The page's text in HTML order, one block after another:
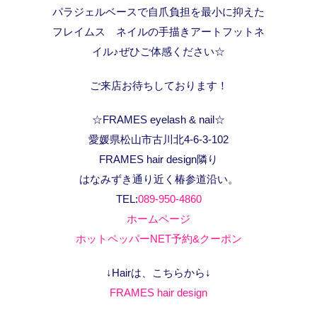
パラジェルベースで自爪負担を最小に抑えた
フレイムス ネイルの手描きアートフットネ
イル♪ぜひご体感ください☆
ご来店お待ちしております！
☆FRAMES eyelash & nail☆
愛媛県松山市古川北4-6-3-102
FRAMES hair design隣り
はなみずき通り近く椿参道沿い。
TEL:089-950-4860
ホームページ
ホットペッパーNET予約&クーポン
↓Hairは、こちらから↓
FRAMES hair design